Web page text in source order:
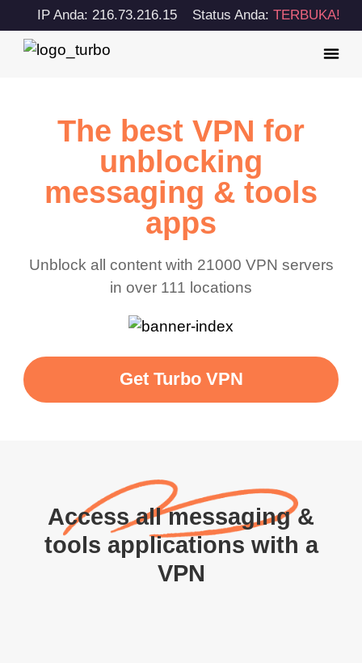
IP Anda: 216.73.216.15 Status Anda:TERBUKA!
The best VPN for
unblocking
messaging & tools
apps
Unblock all content with 21000 VPN servers
in over 111 locations
Get Turbo VPN
Access all messaging &
tools applications with a
VPN